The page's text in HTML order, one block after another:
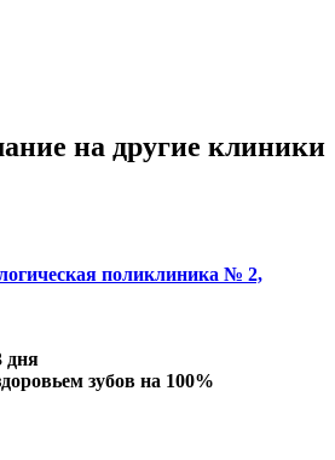
на другие клиники
поликлиника № 2,
дня
зубов на 100%